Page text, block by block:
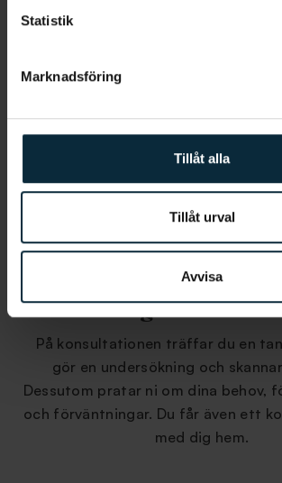
Statistik
Marknadsföring
Tillåt alla
Tillåt urval
Avvisa
Steg 2:
På konsultationen träffar du en
gör en undersökning och
Dessutom pratar ni om dina behov,
och förväntningar. Du får även ett
med dig hem.